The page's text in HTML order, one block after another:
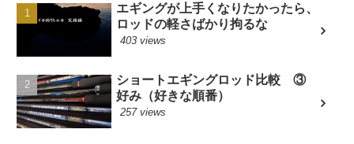
エギングが上手くなりたかったら、
ロッドの軽さばかり拘るな
403 views
ショートエギングロッド比較 ③
好み（好きな順番）
257 views